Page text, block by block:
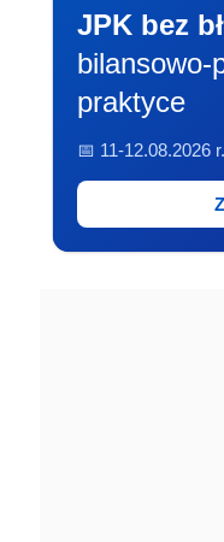
JPK bez
bilansowo-
praktyce
📅 11-12.08.2026 r.